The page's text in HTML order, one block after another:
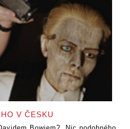
V ČESKU